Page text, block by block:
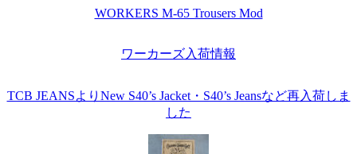
WORKERS M-65 Trousers Mod
ワーカーズ入荷情報
TCB JEANSよりNew S40’s Jacket・S40’s Jeansなど再入荷しま
した